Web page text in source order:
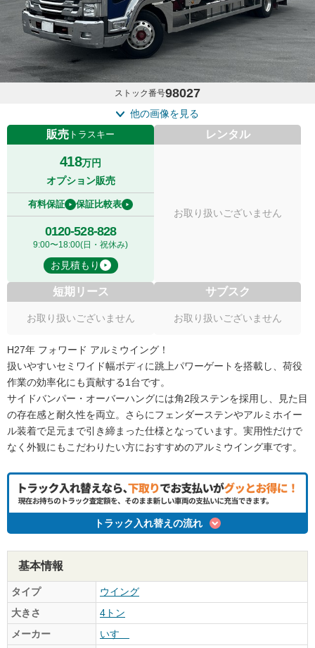
ストック番号98027
他の画像を見る
販売 トラスキー
418万円
オプション販売
有料保証 保証比較表
0120-528-828
9:00〜18:00(日・祝休み)
お見積もり
レンタル
お取り扱いございません
短期リース
お取り扱いございません
サブスク
お取り扱いございません
H27年 フォワード アルミウイング！
扱いやすいセミワイド幅ボディに跳上パワーゲートを搭載し、荷役
作業の効率化にも貢献する1台です。
サイドバンパー・オーバーハングには角2段ステンを採用し、見た目
の存在感と耐久性を両立。さらにフェンダーステンやアルミホイー
ル装着で足元まで引き締まった仕様となっています。実用性だけで
なく外観にもこだわりたい方におすすめのアルミウイング車です。
トラック入れ替えの流れ
基本情報
タイプ
ウイング
大きさ
4トン
メーカー
いすゞ